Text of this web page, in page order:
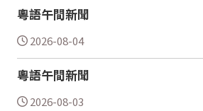
粵語午間新聞
2026-08-04
粵語午間新聞
2026-08-03